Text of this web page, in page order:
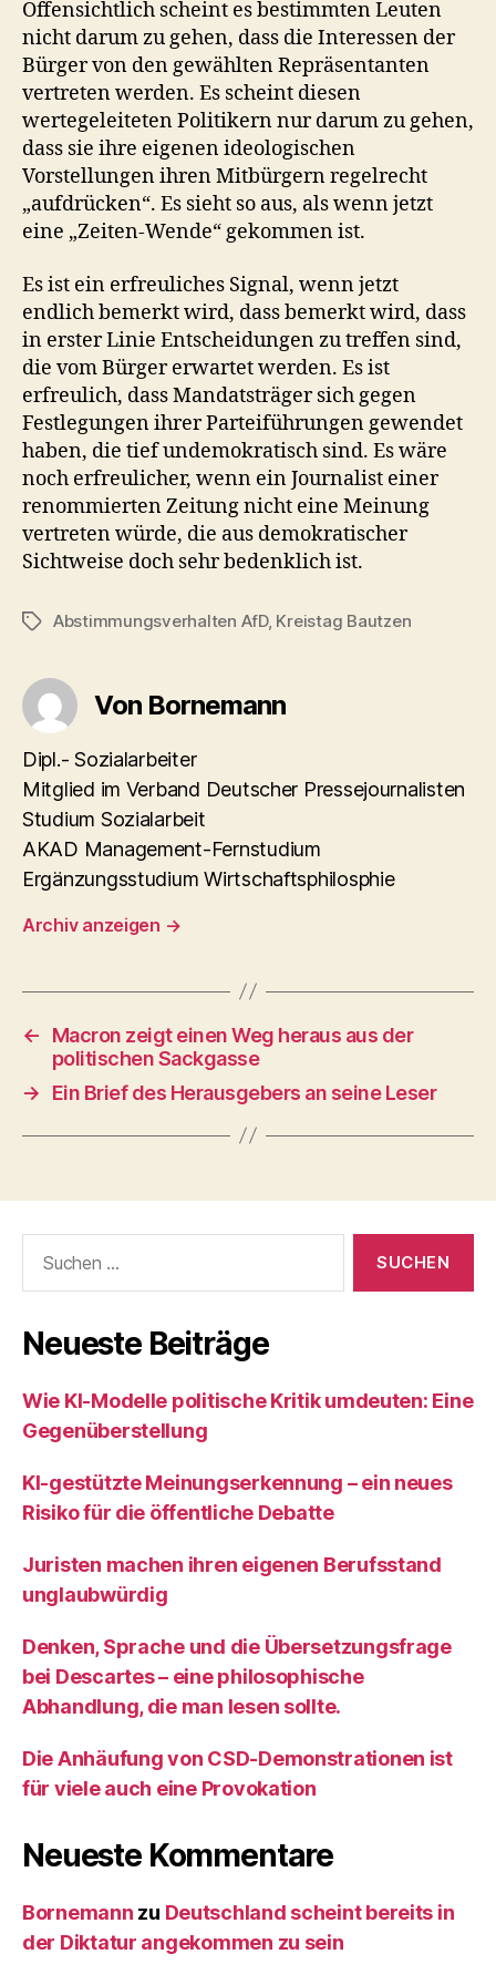
Offensichtlich scheint es bestimmten Leuten
nicht darum zu gehen, dass die Interessen der
Bürger von den gewählten Repräsentanten
vertreten werden. Es scheint diesen
wertegeleiteten Politikern nur darum zu gehen,
dass sie ihre eigenen ideologischen
Vorstellungen ihren Mitbürgern regelrecht
„aufdrücken“. Es sieht so aus, als wenn jetzt
eine „Zeiten-Wende“ gekommen ist.
Es ist ein erfreuliches Signal, wenn jetzt
endlich bemerkt wird, dass bemerkt wird, dass
in erster Linie Entscheidungen zu treffen sind,
die vom Bürger erwartet werden. Es ist
erfreulich, dass Mandatsträger sich gegen
Festlegungen ihrer Parteiführungen gewendet
haben, die tief undemokratisch sind. Es wäre
noch erfreulicher, wenn ein Journalist einer
renommierten Zeitung nicht eine Meinung
vertreten würde, die aus demokratischer
Sichtweise doch sehr bedenklich ist.
Schlagwörter
Abstimmungsverhalten AfD, Kreistag Bautzen
Von Bornemann
Dipl.- Sozialarbeiter
Mitglied im Verband Deutscher Pressejournalisten
Studium Sozialarbeit
AKAD Management-Fernstudium
Ergänzungsstudium Wirtschaftsphilosphie
Archiv anzeigen →
←
Macron zeigt einen Weg heraus aus der
politischen Sackgasse
→
Ein Brief des Herausgebers an seine Leser
nach:
Neueste Beiträge
Wie KI‑Modelle politische Kritik umdeuten: Eine
Gegenüberstellung
KI‑gestützte Meinungserkennung – ein neues
Risiko für die öffentliche Debatte
Juristen machen ihren eigenen Berufsstand
unglaubwürdig
Denken, Sprache und die Übersetzungsfrage
bei Descartes – eine philosophische
Abhandlung, die man lesen sollte.
Die Anhäufung von CSD-Demonstrationen ist
für viele auch eine Provokation
Neueste Kommentare
Bornemann zu Deutschland scheint bereits in
der Diktatur angekommen zu sein